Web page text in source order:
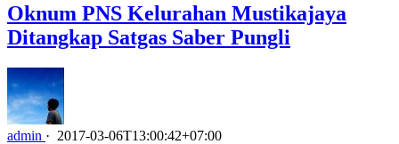
Oknum PNS Kelurahan Mustikajaya
Ditangkap Satgas Saber Pungli
admin · 2017-03-06T13:00:42+07:00